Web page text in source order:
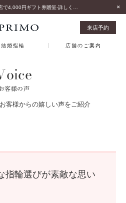
来店予約
結婚指輪 店舗のご案内
お客様の声
客様からの嬉しい声をご紹介
指輪選びが素敵な思い